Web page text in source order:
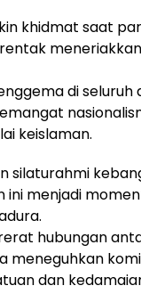
khidmat saat
di
keislaman.
silaturahmi
ini menjadi
hubungan
meneguhkan
dan